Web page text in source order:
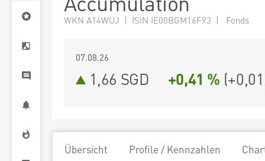
WKN A14WUJ | ISIN IE00BGM16F93 | Fonds
07.08.26
1,66 SGD +0,41 % (+0,01
Übersicht Profile / Kennzahlen